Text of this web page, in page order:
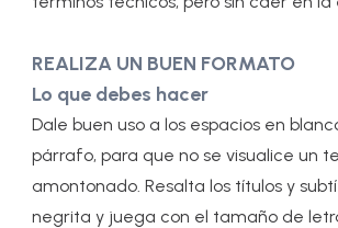
REALIZA UN BUEN FORMATO
Lo que debes hacer
Dale buen uso a los espacios en
párrafo, para que no se visualice un
amontonado. Resalta los títulos y
negrita y juega con el tamaño de